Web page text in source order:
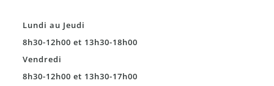
Lundi au Jeudi
8h30-12h00 et 13h30-18h00
Vendredi
8h30-12h00 et 13h30-17h00